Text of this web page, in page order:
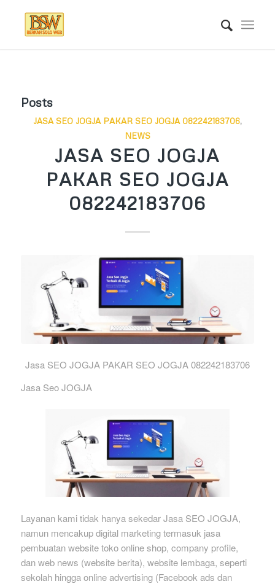
Posts
JASA SEO JOGJA PAKAR SEO JOGJA 082242183706,
NEWS
JASA SEO JOGJA
PAKAR SEO JOGJA
082242183706
Jasa SEO JOGJA PAKAR SEO JOGJA 082242183706
Jasa Seo JOGJA
Layanan kami tidak hanya sekedar Jasa SEO JOGJA,
namun mencakup digital marketing termasuk jasa
pembuatan website toko online shop, company profile,
dan web news (website berita), website lembaga, seperti
sekolah hingga online advertising (Facebook ads dan